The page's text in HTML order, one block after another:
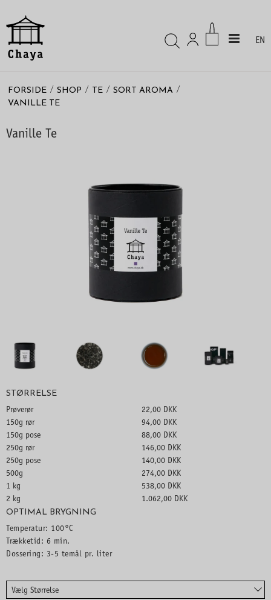
EN
FORSIDE / SHOP / TE / SORT AROMA /
VANILLE TE
Vanille Te
STØRRELSE
Prøverør
22,00 DKK
150g rør
94,00 DKK
150g pose
88,00 DKK
250g rør
146,00 DKK
250g pose
140,00 DKK
500g
274,00 DKK
1 kg
538,00 DKK
2 kg
1.062,00 DKK
OPTIMAL BRYGNING
Temperatur: 100°C
Trækketid: 6 min.
Dossering: 3-5 temål pr. liter
Vælg Størrelse